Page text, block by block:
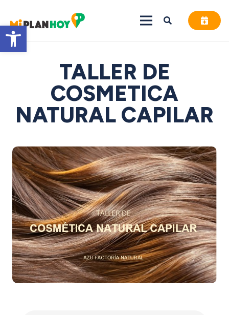
Abrir barra de herramientas
TALLER DE
COSMETICA
NATURAL CAPILAR